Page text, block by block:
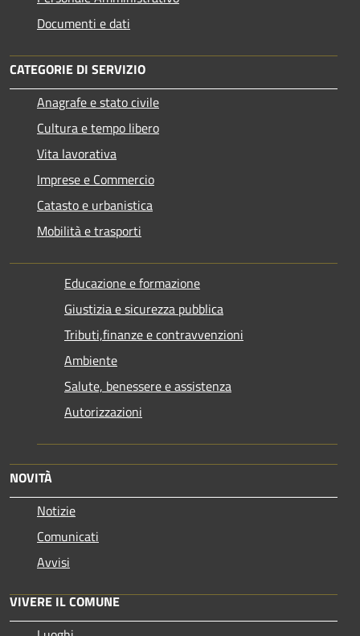
Documenti e dati
CATEGORIE DI SERVIZIO
Anagrafe e stato civile
Cultura e tempo libero
Vita lavorativa
Imprese e Commercio
Catasto e urbanistica
Mobilità e trasporti
Educazione e formazione
Giustizia e sicurezza pubblica
Tributi,finanze e contravvenzioni
Ambiente
Salute, benessere e assistenza
Autorizzazioni
NOVITÀ
Notizie
Comunicati
Avvisi
VIVERE IL COMUNE